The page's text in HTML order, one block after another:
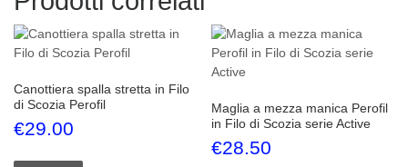
Canottiera spalla stretta in Filo
di Scozia Perofil
€29.00
Questo prodotto ha più varianti. Le opzioni possono
Maglia a mezza manica Perofil
in Filo di Scozia serie Active
€28.50